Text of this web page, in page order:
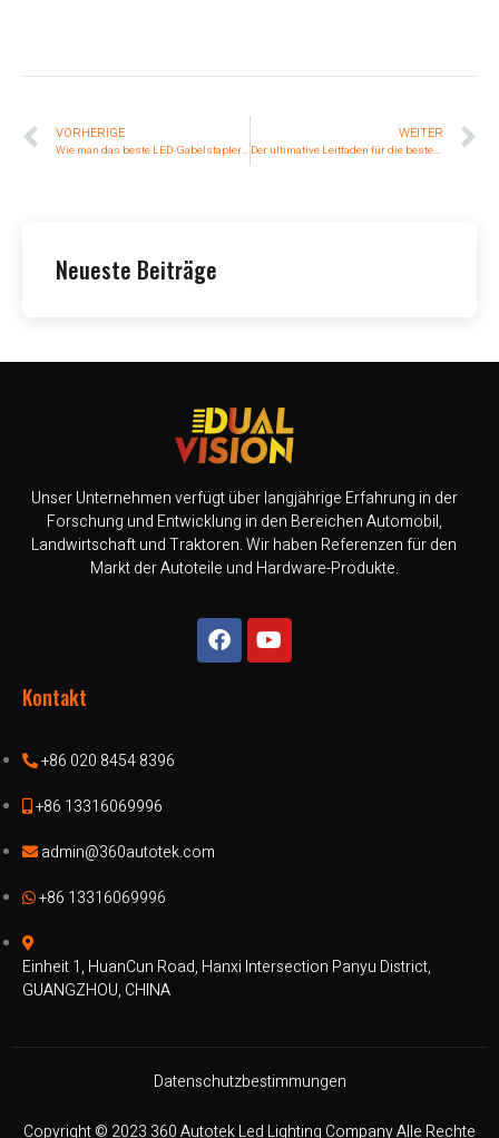
VORHERIGE
Wie man das beste LED-Gabelstaplerlicht auswählt
WEITER
Der ultimative Leitfaden für die besten Anbieter von LED-Autolampen in Großbritannien
Neueste Beiträge
Unser Unternehmen verfügt über langjährige Erfahrung in der
Forschung und Entwicklung in den Bereichen Automobil,
Landwirtschaft und Traktoren. Wir haben Referenzen für den
Markt der Autoteile und Hardware-Produkte.
Kontakt
+86 020 8454 8396
+86 13316069996
admin@360autotek.com
+86 13316069996
Einheit 1, HuanCun Road, Hanxi Intersection Panyu District,
GUANGZHOU, CHINA
Datenschutzbestimmungen
Copyright © 2023 360 Autotek Led Lighting Company Alle Rechte